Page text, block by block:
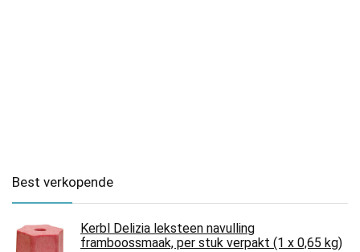
Best verkopende
Kerbl Delizia leksteen navulling
framboossmaak, per stuk verpakt (1 x 0,65 kg)